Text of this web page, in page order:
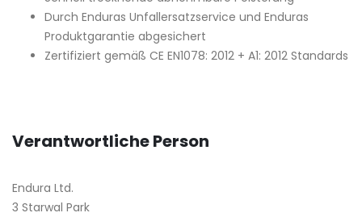
Durch Enduras Unfallersatzservice und Enduras
Produktgarantie abgesichert
Zertifiziert gemäß CE EN1078: 2012 + A1: 2012 Standards
Verantwortliche Person
Endura Ltd.
3 Starwal Park